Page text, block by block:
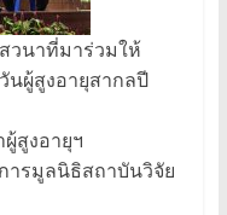
สวนาที่มาร่วมให้
นผู้สูงอายุสากลปี
สูงอายุฯ
ารมูลนิธิสถาบันวิจัย